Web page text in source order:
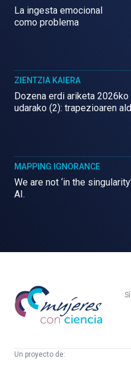
La ingesta emocional
como problema
ZIENTZIA KAIERA
Dozena erdi ariketa 2026ko
udarako (2): trapezioaren
MAPPING IGNORANCE
We are not ‘in the
AI.
Mujeres
con
ciencia
Un proyecto de: